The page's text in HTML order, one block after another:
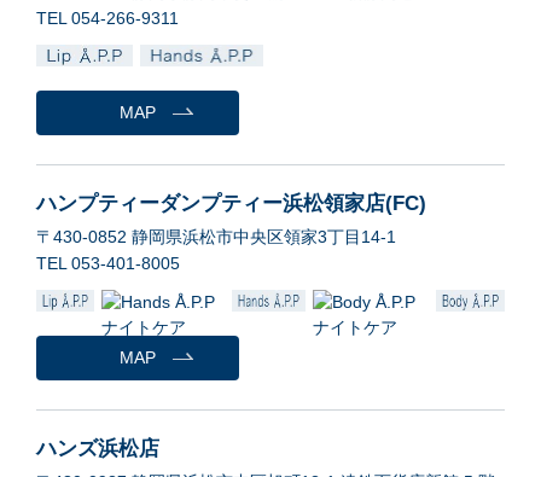
TEL 054-266-9311
MAP
ハンプティーダンプティー浜松領家店(FC)
〒430-0852 静岡県浜松市中央区領家3丁目14-1
TEL 053-401-8005
MAP
ハンズ浜松店